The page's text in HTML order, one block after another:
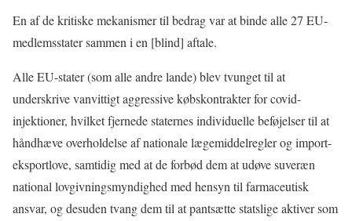
En af de kritiske mekanismer til bedrag var at binde alle 27 EU-
medlemsstater sammen i en [blind] aftale.
Alle EU-stater (som alle andre lande) blev tvunget til at
underskrive vanvittigt aggressive købskontrakter for covid-
injektioner, hvilket fjernede staternes individuelle beføjelser til at
håndhæve overholdelse af nationale lægemiddelregler og import-
eksportlove, samtidig med at de forbød dem at udøve suveræn
national lovgivningsmyndighed med hensyn til farmaceutisk
ansvar, og desuden tvang dem til at pantsætte statslige aktiver som